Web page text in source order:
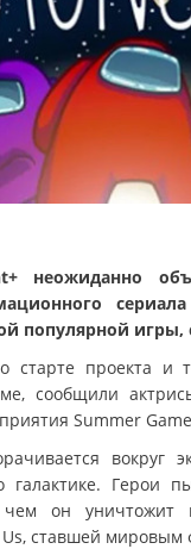
неожиданно
популярной игры,
старте проекта и
сообщили
Summer
вокруг
галактике. Герои
он уничтожит
Us, ставшей мировым